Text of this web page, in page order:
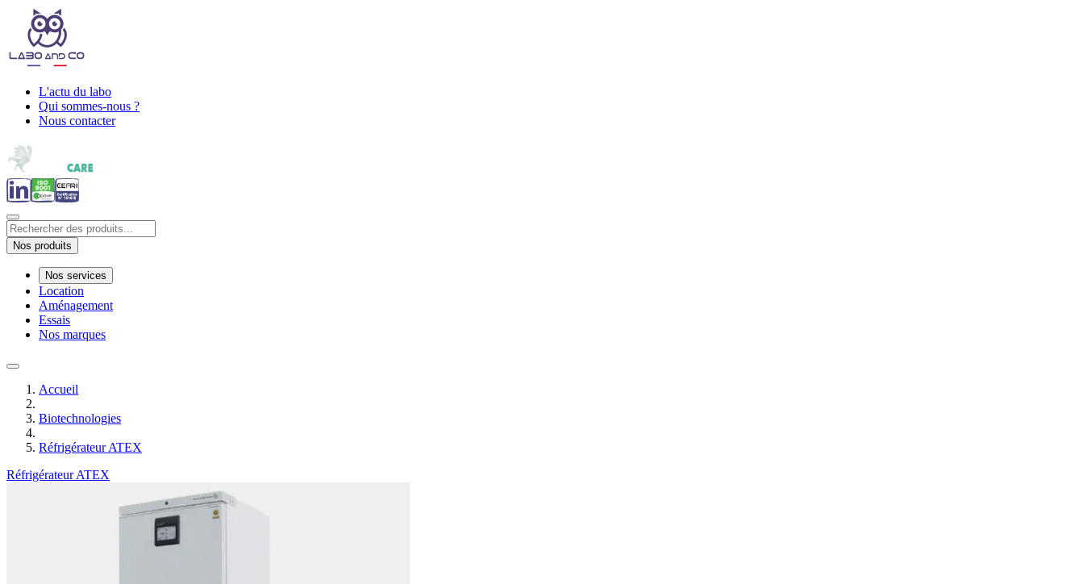
L'actu du labo
Qui sommes-nous ?
Nous contacter
Nos produits
Nos services
Location
Aménagement
Essais
Nos marques
Accueil
Biotechnologies
Réfrigérateur ATEX
Réfrigérateur ATEX